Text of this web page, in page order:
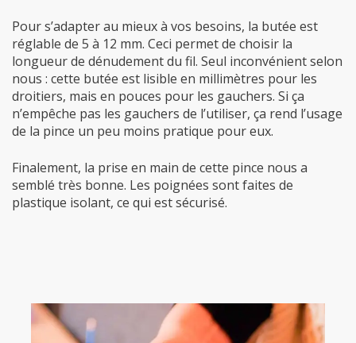
Pour s’adapter au mieux à vos besoins, la butée est
réglable de 5 à 12 mm. Ceci permet de choisir la
longueur de dénudement du fil. Seul inconvénient selon
nous : cette butée est lisible en millimètres pour les
droitiers, mais en pouces pour les gauchers. Si ça
n’empêche pas les gauchers de l’utiliser, ça rend l’usage
de la pince un peu moins pratique pour eux.
Finalement, la prise en main de cette pince nous a
semblé très bonne. Les poignées sont faites de
plastique isolant, ce qui est sécurisé.